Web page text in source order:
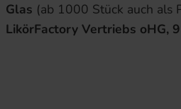
Glas (ab 1000 Stück auch als
LikörFactory Vertriebs oHG,